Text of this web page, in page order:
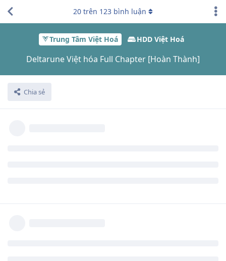
Trung Tâm Việt Hoá HDD Việt Hoá
Deltarune Việt hóa Full Chapter [Hoàn Thành]
Chia sẻ
20 trên 123 bình luận